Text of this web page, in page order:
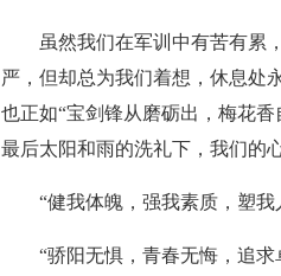
虽然我们在军训中有苦有累
严，但却总为我们着想，休息处
也正如“宝剑锋从磨砺出，梅花
最后太阳和雨的洗礼下，我们的
“健我体魄，强我素质，塑我
“骄阳无惧，青春无悔，追